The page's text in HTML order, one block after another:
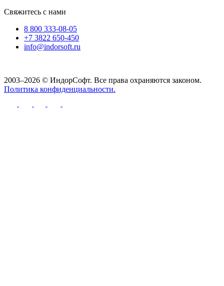
Свяжитесь с нами
8 800 333-08-05
+7 3822 650-450
info@indorsoft.ru
2003–2026 © ИндорСофт. Все права охраняются законом.
Политика конфиденциальности.